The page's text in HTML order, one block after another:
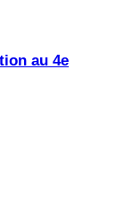
au 4e